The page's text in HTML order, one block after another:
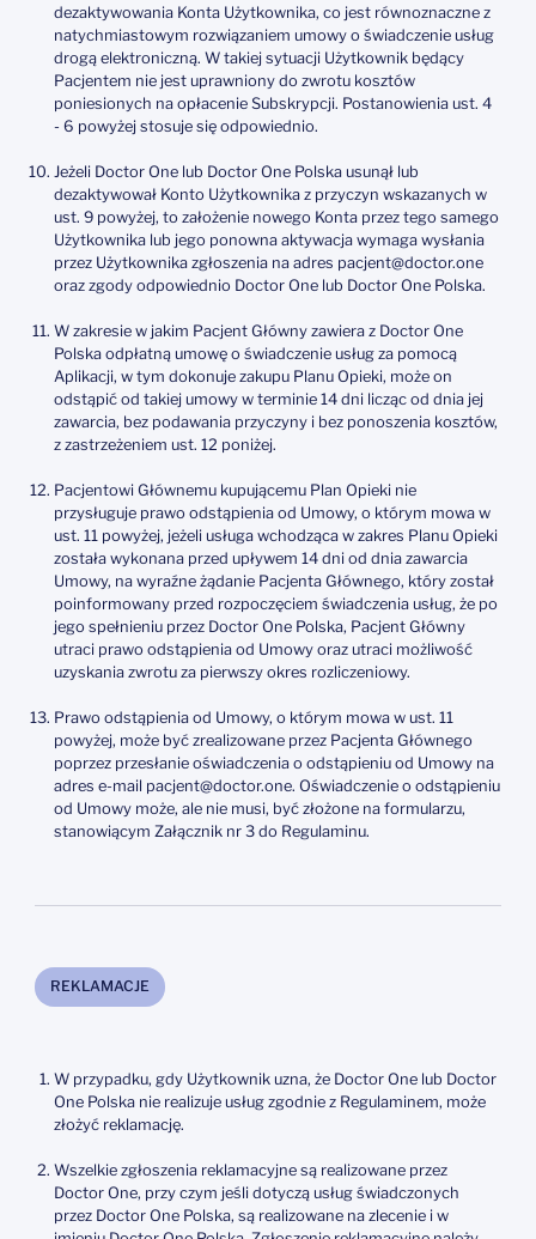
dezaktywowania Konta Użytkownika, co jest równoznaczne z
natychmiastowym rozwiązaniem umowy o świadczenie usług
drogą elektroniczną. W takiej sytuacji Użytkownik będący
Pacjentem nie jest uprawniony do zwrotu kosztów
poniesionych na opłacenie Subskrypcji. Postanowienia ust. 4
- 6 powyżej stosuje się odpowiednio.
Jeżeli Doctor One lub Doctor One Polska usunął lub
dezaktywował Konto Użytkownika z przyczyn wskazanych w
ust. 9 powyżej, to założenie nowego Konta przez tego samego
Użytkownika lub jego ponowna aktywacja wymaga wysłania
przez Użytkownika zgłoszenia na adres pacjent@doctor.one
oraz zgody odpowiednio Doctor One lub Doctor One Polska.
W zakresie w jakim Pacjent Główny zawiera z Doctor One
Polska odpłatną umowę o świadczenie usług za pomocą
Aplikacji, w tym dokonuje zakupu Planu Opieki, może on
odstąpić od takiej umowy w terminie 14 dni licząc od dnia jej
zawarcia, bez podawania przyczyny i bez ponoszenia kosztów,
z zastrzeżeniem ust. 12 poniżej.
Pacjentowi Głównemu kupującemu Plan Opieki nie
przysługuje prawo odstąpienia od Umowy, o którym mowa w
ust. 11 powyżej, jeżeli usługa wchodząca w zakres Planu Opieki
została wykonana przed upływem 14 dni od dnia zawarcia
Umowy, na wyraźne żądanie Pacjenta Głównego, który został
poinformowany przed rozpoczęciem świadczenia usług, że po
jego spełnieniu przez Doctor One Polska, Pacjent Główny
utraci prawo odstąpienia od Umowy oraz utraci możliwość
uzyskania zwrotu za pierwszy okres rozliczeniowy.
Prawo odstąpienia od Umowy, o którym mowa w ust. 11
powyżej, może być zrealizowane przez Pacjenta Głównego
poprzez przesłanie oświadczenia o odstąpieniu od Umowy na
adres e-mail pacjent@doctor.one. Oświadczenie o odstąpieniu
od Umowy może, ale nie musi, być złożone na formularzu,
stanowiącym Załącznik nr 3 do Regulaminu.
REKLAMACJE
W przypadku, gdy Użytkownik uzna, że Doctor One lub Doctor
One Polska nie realizuje usług zgodnie z Regulaminem, może
złożyć reklamację.
Wszelkie zgłoszenia reklamacyjne są realizowane przez
Doctor One, przy czym jeśli dotyczą usług świadczonych
przez Doctor One Polska, są realizowane na zlecenie i w